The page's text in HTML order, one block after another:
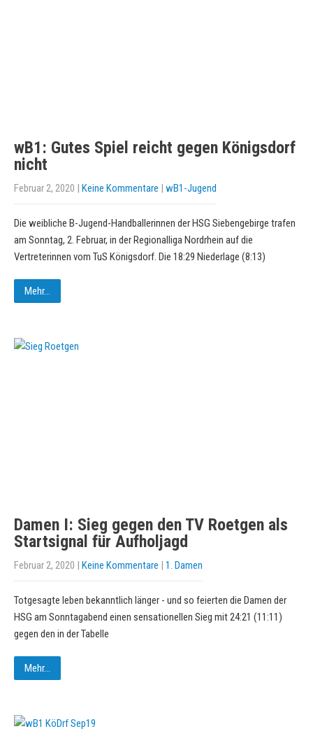
wB1: Gutes Spiel reicht gegen Königsdorf
nicht
Februar 2, 2020 | Keine Kommentare | wB1-Jugend
Die weibliche B-Jugend-Handballerinnen der HSG Siebengebirge trafen
am Sonntag, 2. Februar, in der Regionalliga Nordrhein auf die
Vertreterinnen vom TuS Königsdorf. Die 18:29 Niederlage (8:13)
Mehr...
Damen I: Sieg gegen den TV Roetgen als
Startsignal für Aufholjagd
Februar 2, 2020 | Keine Kommentare | 1. Damen
Totgesagte leben bekanntlich länger - und so feierten die Damen der
HSG am Sonntagabend einen sensationellen Sieg mit 24:21 (11:11)
gegen den in der Tabelle
Mehr...